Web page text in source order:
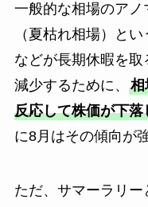
一般的な相場のア
（夏枯れ相場）と
などが長期休暇を
減少するために、 相
反応して株価が下落
に8月はその傾向が
ただ、サマーラリー